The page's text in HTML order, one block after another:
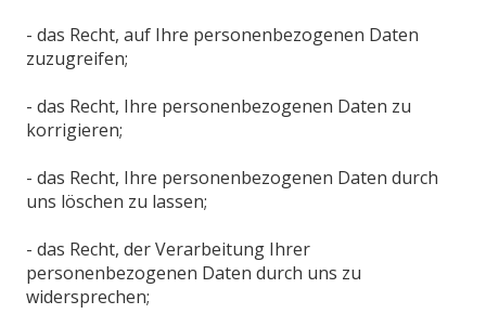
- das Recht, auf Ihre personenbezogenen Daten
zuzugreifen;
- das Recht, Ihre personenbezogenen Daten zu
korrigieren;
- das Recht, Ihre personenbezogenen Daten durch
uns löschen zu lassen;
- das Recht, der Verarbeitung Ihrer
personenbezogenen Daten durch uns zu
widersprechen;